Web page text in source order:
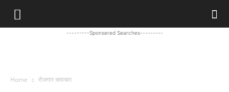
---------Sponsered Searches---------
Home रोजगार समाचार